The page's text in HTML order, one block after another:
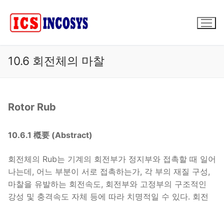
10.6 회전체의 마찰
Rotor Rub
10.6.1 槪要 (Abstract)
회전체의 Rub는 기계의 회전부가 정지부와 접촉할 때 일어
나는데, 어느 부분이 서로 접촉하는가, 각 부의 재질 구성,
마찰을 유발하는 회전속도, 회전부와 고정부의 구조적인
강성 및 충격속도 자체 등에 따라 치명적일 수 있다. 회전